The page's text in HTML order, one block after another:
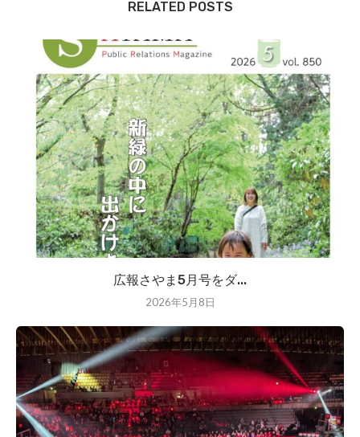
RELATED POSTS
広報さやま5月号をダ...
2026年5月8日